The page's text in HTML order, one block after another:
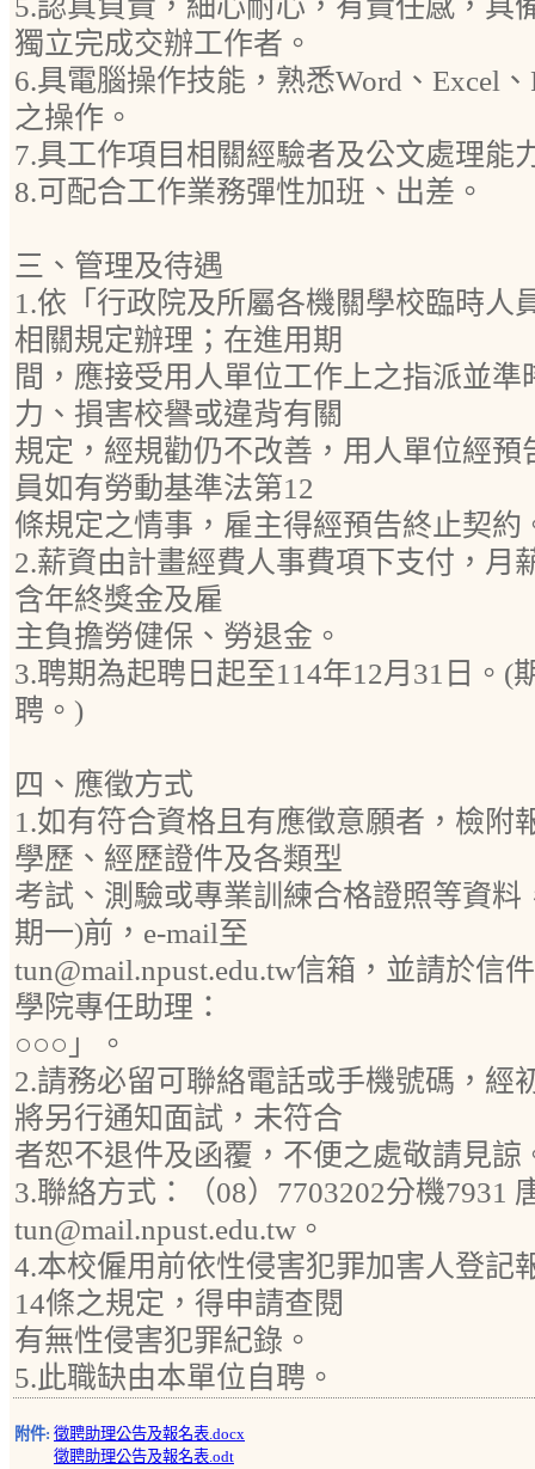
5.認真負責，細心耐心，有責任感，具
獨立完成交辦工作者。
6.具電腦操作技能，熟悉Word、Excel
之操作。
7.具工作項目相關經驗者及公文處理能
8.可配合工作業務彈性加班、出差。
三、管理及待遇
1.依「行政院及所屬各機關學校臨時人
相關規定辦理；在進用期
間，應接受用人單位工作上之指派並
力、損害校譽或違背有關
規定，經規勸仍不改善，用人單位經
員如有勞動基準法第12
條規定之情事，雇主得經預告終止契約
2.薪資由計畫經費人事費項下支付，月
含年終獎金及雇
主負擔勞健保、勞退金。
3.聘期為起聘日起至114年12月31日。(
聘。)
四、應徵方式
1.如有符合資格且有應徵意願者，檢附
學歷、經歷證件及各類型
考試、測驗或專業訓練合格證照等資料
期一)前，e-mail至
tun@mail.npust.edu.tw信箱，並請於信
學院專任助理：
○○○」。
2.請務必留可聯絡電話或手機號碼，經
將另行通知面試，未符合
者恕不退件及函覆，不便之處敬請見諒
3.聯絡方式：（08）7703202分機7931
tun@mail.npust.edu.tw。
4.本校僱用前依性侵害犯罪加害人登記
14條之規定，得申請查閱
有無性侵害犯罪紀錄。
5.此職缺由本單位自聘。
附件: 徵聘助理公告及報名表.docx
徵聘助理公告及報名表.odt